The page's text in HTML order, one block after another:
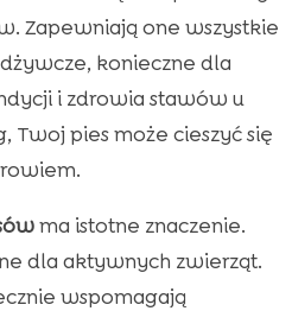
Zapewniają one wszystkie
konieczne dla
i zdrowia stawów u
Twoj pies może cieszyć się
ma istotne znaczenie.
dla aktywnych zwierząt.
wspomagają